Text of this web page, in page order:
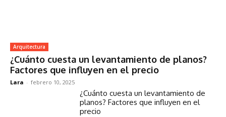
Arquitectura
¿Cuánto cuesta un levantamiento de planos?
Factores que influyen en el precio
Lara - febrero 10, 2025
¿Cuánto cuesta un levantamiento de
planos? Factores que influyen en el
precio